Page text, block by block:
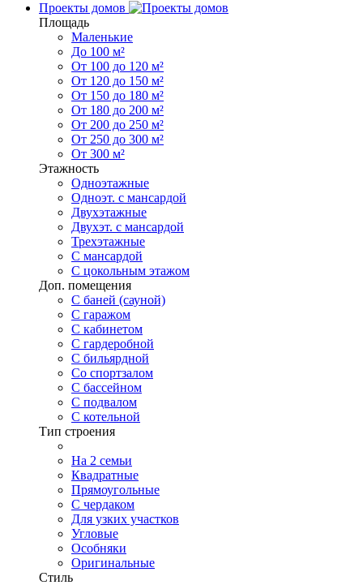
Проекты домов
Площадь
Маленькие
До 100 м²
От 100 до 120 м²
От 120 до 150 м²
От 150 до 180 м²
От 180 до 200 м²
От 200 до 250 м²
От 250 до 300 м²
От 300 м²
Этажность
Одноэтажные
Одноэт. с мансардой
Двухэтажные
Двухэт. с мансардой
Трехэтажные
С мансардой
С цокольным этажом
Доп. помещения
С баней (сауной)
С гаражом
С кабинетом
С гардеробной
С бильярдной
Со спортзалом
С бассейном
С подвалом
С котельной
Тип строения
На 2 семьи
Квадратные
Прямоугольные
С чердаком
Для узких участков
Угловые
Особняки
Оригинальные
Стиль